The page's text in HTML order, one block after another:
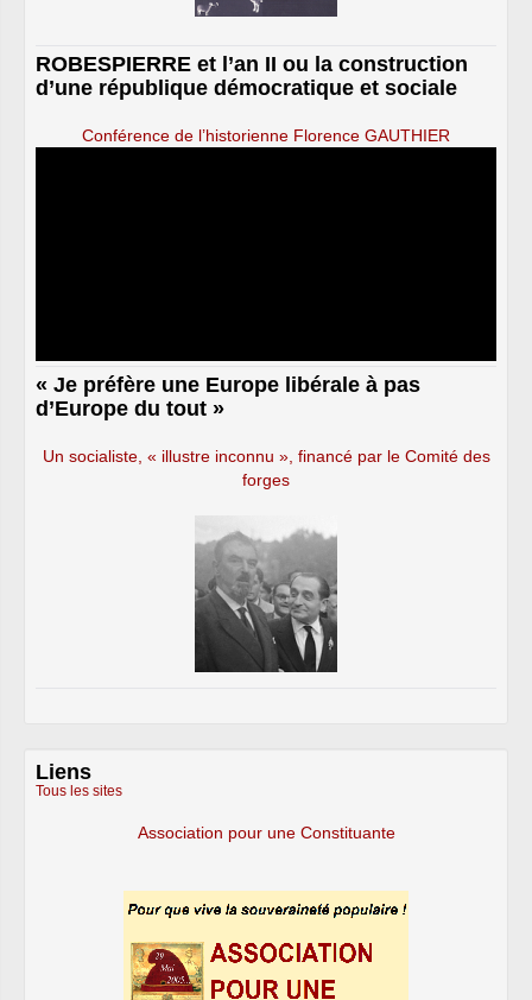
ROBESPIERRE et l’an II ou la construction
d’une république démocratique et sociale
Conférence de l’historienne Florence GAUTHIER
« Je préfère une Europe libérale à pas
d’Europe du tout »
Un socialiste, « illustre inconnu », financé par le Comité des
forges
Liens
Tous les sites
Association pour une Constituante